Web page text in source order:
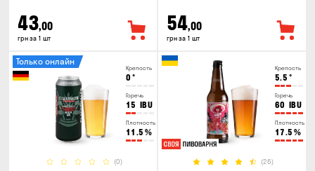
43,00
грн за 1 шт
54,00
грн за 1 шт
Крепость
0 °
Горечь
15 IBU
Плотность
11.5 %
(0)
Только онлайн
Крепость
5.5 °
Горечь
60 IBU
Плотность
17.5 %
(26)